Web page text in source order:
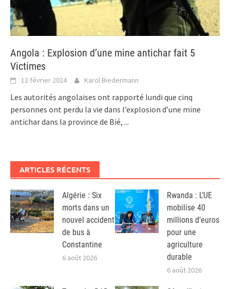
Angola : Explosion d’une mine antichar fait 5
Victimes
12 février 2024 Karol Biedermann
Les autorités angolaises ont rapporté lundi que cinq
personnes ont perdu la vie dans l’explosion d’une mine
antichar dans la province de Bié, ...
ARTICLES RÉCENTS
Algérie : Six
morts dans un
nouvel accident
de bus à
Constantine
6 août 2026
Rwanda : L’UE
mobilise 40
millions d’euros
pour une
agriculture
durable
6 août 2026